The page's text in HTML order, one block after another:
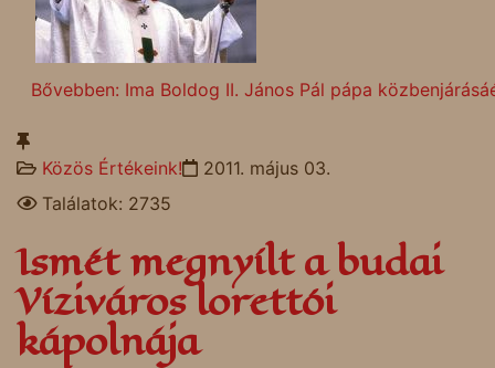
Bővebben: Ima Boldog II. János Pál pápa
Közös Értékeink!
2011. május 03.
Találatok: 2735
Ismét megnyílt a budai
Víziváros lorettói
kápolnája